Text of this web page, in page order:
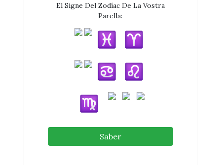
El Signe Del Zodíac De La Vostra
Parella:
Saber